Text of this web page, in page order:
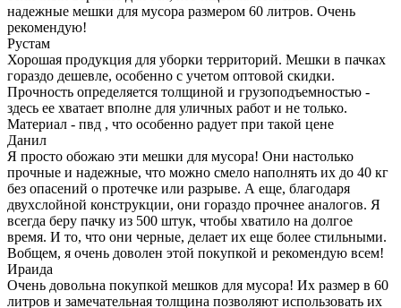
надежные мешки для мусора размером 60 литров. Очень
рекомендую!
Рустам
Хорошая продукция для уборки территорий. Мешки в пачках
гораздо дешевле, особенно с учетом оптовой скидки.
Прочность определяется толщиной и грузоподъемностью -
здесь ее хватает вполне для уличных работ и не только.
Материал - пвд , что особенно радует при такой цене
Данил
Я просто обожаю эти мешки для мусора! Они настолько
прочные и надежные, что можно смело наполнять их до 40 кг
без опасений о протечке или разрыве. А еще, благодаря
двухслойной конструкции, они гораздо прочнее аналогов. Я
всегда беру пачку из 500 штук, чтобы хватило на долгое
время. И то, что они черные, делает их еще более стильными.
Вобщем, я очень доволен этой покупкой и рекомендую всем!
Ираида
Очень довольна покупкой мешков для мусора! Их размер в 60
литров и замечательная толщина позволяют использовать их